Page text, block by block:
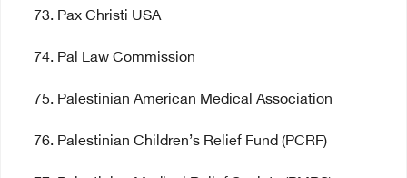
73. Pax Christi USA
74. Pal Law Commission
75. Palestinian American Medical Association
76. Palestinian Children’s Relief Fund (PCRF)